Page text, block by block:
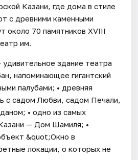
Казани, где дома в стиле
с древними каменными
около 70 памятников XVIII
им.
здание театра
напоминающее гигантский
палубами; • древняя
с садом Любви, садом Печали,
• одно из самых
— Дом Шамиля; •
&quot;Окно в
локации, о которых не